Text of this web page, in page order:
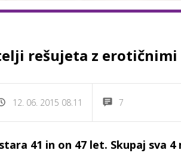
rešujeta z
12. 06. 2015 08.11 7
41 in on 47 let. Skupaj sva